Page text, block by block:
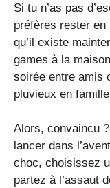
Si tu n’as pas
préfères rester
qu’il existe
games à la
soirée entre amis
pluvieux en
Alors, convaincu
lancer dans
choc, choisissez
partez à l’assaut